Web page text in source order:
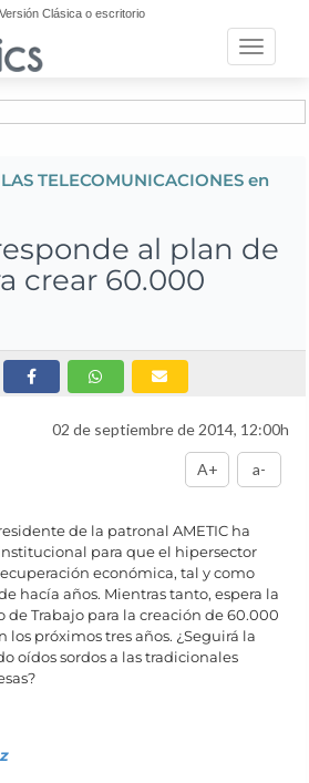
Clásica o escritorio
Toggle
TELECOMUNICACIONES en
al plan de
crear 60.000
02 de septiembre de 2014, 12:00h
A+ a-
de la patronal AMETIC ha
para que el hipersector
económica, tal y como
hacía años. Mientras tanto, espera la
de Trabajo para la creación de 60.000
próximos tres años. ¿Seguirá la
oídos sordos a las tradicionales